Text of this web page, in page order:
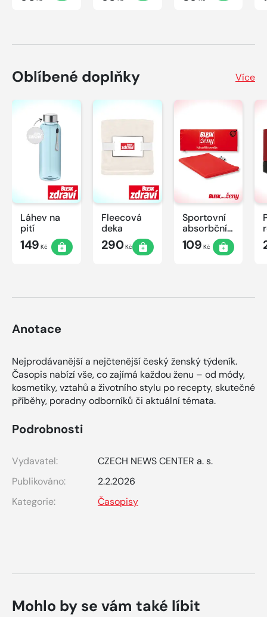
Oblíbené doplňky Více
Láhev na
pití
149 Kč
Fleecová
deka
290Kč
Sportovní
absorbční
ručník
109 Kč
Anotace
Nejprodávanější a nejčtenější český ženský týdeník.
Časopis nabízí vše, co zajímá každou ženu – od módy,
kosmetiky, vztahů a životního stylu po recepty, skutečné
příběhy, poradny odborníků či aktuální témata.
Podrobnosti
Vydavatel:
CZECH NEWS CENTER a. s.
Publikováno:
2.2.2026
Kategorie:
Časopisy
Mohlo by se vám také líbit